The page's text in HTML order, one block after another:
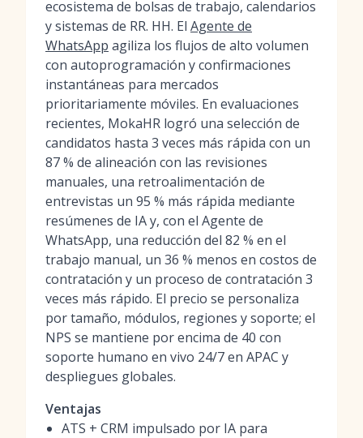
ecosistema de bolsas de trabajo, calendarios
y sistemas de RR. HH. El Agente de
WhatsApp agiliza los flujos de alto volumen
con autoprogramación y confirmaciones
instantáneas para mercados
prioritariamente móviles. En evaluaciones
recientes, MokaHR logró una selección de
candidatos hasta 3 veces más rápida con un
87 % de alineación con las revisiones
manuales, una retroalimentación de
entrevistas un 95 % más rápida mediante
resúmenes de IA y, con el Agente de
WhatsApp, una reducción del 82 % en el
trabajo manual, un 36 % menos en costos de
contratación y un proceso de contratación 3
veces más rápido. El precio se personaliza
por tamaño, módulos, regiones y soporte; el
NPS se mantiene por encima de 40 con
soporte humano en vivo 24/7 en APAC y
despliegues globales.
Ventajas
ATS + CRM impulsado por IA para